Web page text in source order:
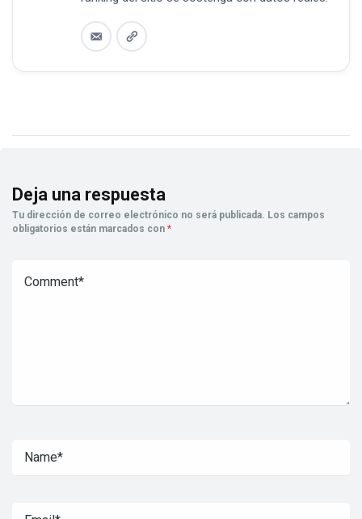
Deja una respuesta
Tu dirección de correo electrónico no será publicada. Los campos
obligatorios están marcados con *